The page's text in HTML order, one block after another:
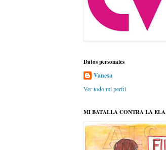
Datos personales
Vanesa
Ver todo mi perfil
MI BATALLA CONTRA LA ELA